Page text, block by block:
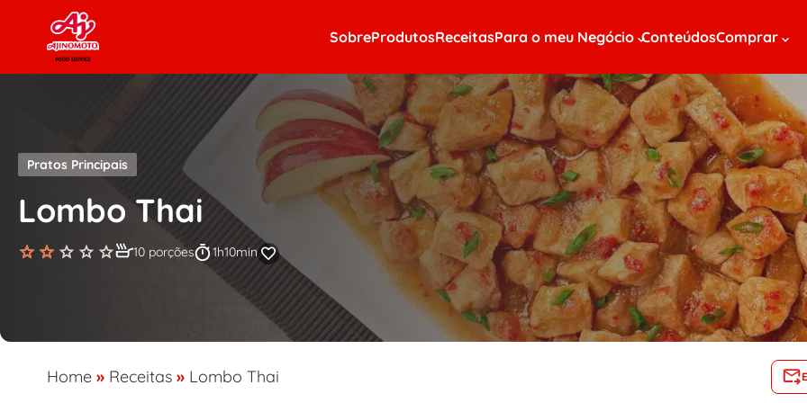
Skip to content
SobreProdutosReceitasPara o meu Negócio ConteúdosComprar
Pratos Principais
Lombo Thai
10 porções 1h10min
Home » Receitas » Lombo Thai